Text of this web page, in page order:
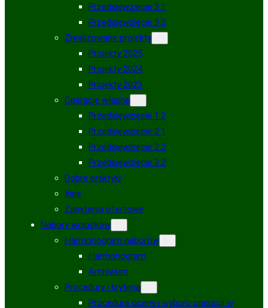
Przedsięwzięcie 3.1
Przedsięwzięcie 3.2
Zrealizowane projekty
Projekty 2025
Projekty 2024
Projekty 2023
Operacje własne
Przedsięwzięcie 1.2
Przedsięwzięcie 2.1
Przedsięwzięcie 2.2
Przedsięwzięcie 3.2
Dobre praktyki
Inne
Zapytania ofertowe
Nabory wniosków
Harmonogram naborów
Harmonogram
Archiwum
Procedury i kryteria
Procedura oceny i wyboru operacji w